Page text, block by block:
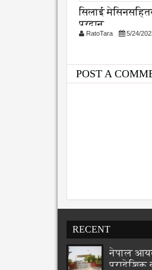
सिलाई
प्रदान
RatoTara 5/24/
POST A
RECENT
नेपाल
प्रादेशिक